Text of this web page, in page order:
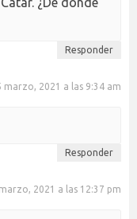
Responder
marzo, 2021 a las 9:34 am
Responder
2021 a las 12:37 pm